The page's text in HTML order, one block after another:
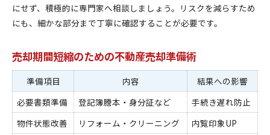
にせず、積極的に専門家へ相談しましょう。リスクを減らすため
にも、細かな部分まで丁寧に確認することが必要です。
売却期間短縮のための不動産売却準備術
準備項目 内容
結果への影響
必要書類準備
登記簿謄本・身分証など
手続き遅れ防止
物件状態改善
リフォーム・クリーニング
内覧印象UP